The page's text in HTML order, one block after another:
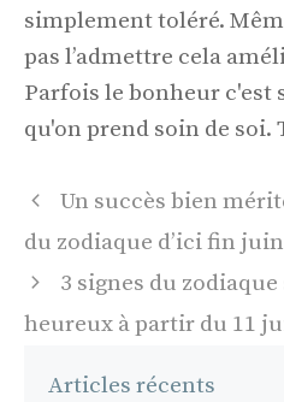
simplement toléré.
pas l’admettre cela
Parfois le bonheur c'est
qu'on prend soin de soi.
Navigation
des
Un succès bien
du zodiaque d’ici fin juin
3 signes du
heureux à partir du 11
Articles récents